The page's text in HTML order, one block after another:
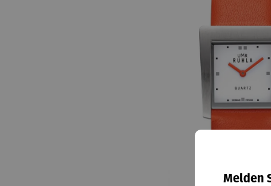
Melden